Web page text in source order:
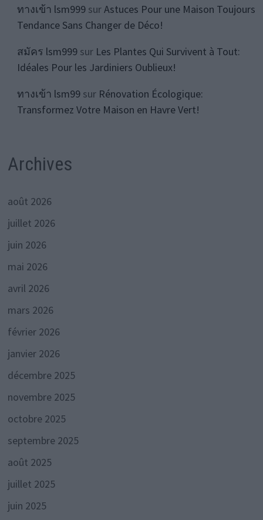
ทางเข้า lsm999surAstuces Pour une Maison Toujours
Tendance Sans Changer de Déco!
สมัคร lsm999sur Les Plantes Qui Survivent à Tout:
Idéales Pour les Jardiniers Oublieux!
ทางเข้า lsm99sur Rénovation Écologique:
Transformez Votre Maison en Havre Vert!
Archives
août 2026
juillet 2026
juin 2026
mai 2026
avril 2026
mars 2026
février 2026
janvier 2026
décembre 2025
novembre 2025
octobre 2025
septembre 2025
août 2025
juillet 2025
juin 2025